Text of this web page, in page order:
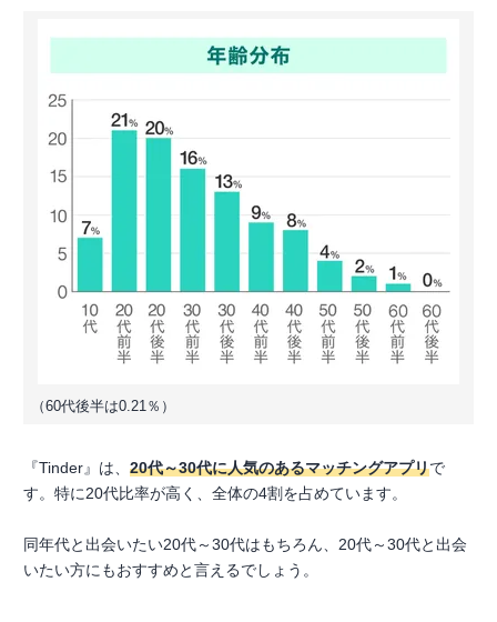
（60代後半は0.21％）
『Tinder』は、 20代～30代に人気のあるマッチングアプリで
す。特に20代比率が高く、全体の4割を占めています。
同年代と出会いたい20代～30代はもちろん、20代～30代と出会
いたい方にもおすすめと言えるでしょう。